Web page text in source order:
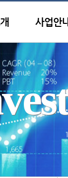
사업안